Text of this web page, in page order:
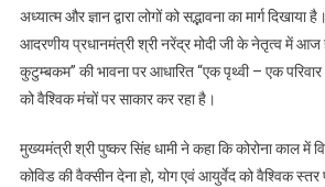
अध्यात्म और ज्ञान द्वारा लोगों को सद्भावना का मार्ग दिखाया
आदरणीय प्रधानमंत्री श्री नरेंद्र मोदी जी के नेतृत्व में आज
कुटुम्बकम” की भावना पर आधारित “एक पृथ्वी – एक
को वैश्विक मंचों पर साकार कर रहा है।
मुख्यमंत्री श्री पुष्कर सिंह धामी ने कहा कि कोरोना काल
कोविड की वैक्सीन देना हो, योग एवं आयुर्वेद को वैश्विक